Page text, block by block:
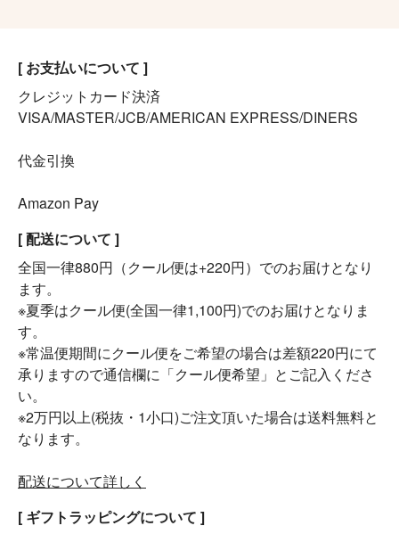
[ お支払いについて ]
クレジットカード決済
VISA/MASTER/JCB/AMERICAN EXPRESS/DINERS
代金引換
Amazon Pay
[ 配送について ]
全国一律880円（クール便は+220円）でのお届けとなり
ます。
※夏季はクール便(全国一律1,100円)でのお届けとなりま
す。
※常温便期間にクール便をご希望の場合は差額220円にて
承りますので通信欄に「クール便希望」とご記入くださ
い。
※2万円以上(税抜・1小口)ご注文頂いた場合は送料無料と
なります。
配送について詳しく
[ ギフトラッピングについて ]